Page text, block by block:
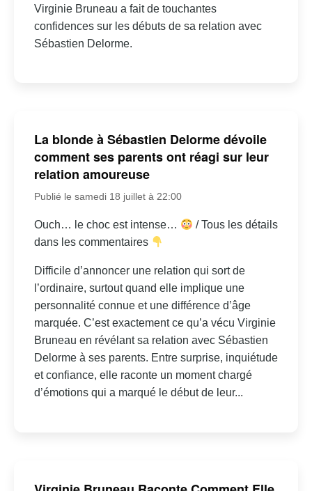
Virginie Bruneau a fait de touchantes
confidences sur les débuts de sa relation avec
Sébastien Delorme.
La blonde à Sébastien Delorme dévoile
comment ses parents ont réagi sur leur
relation amoureuse
Publié le samedi 18 juillet à 22:00
Ouch… le choc est intense…
/ Tous les détails
dans les commentaires
Difficile d’annoncer une relation qui sort de
l’ordinaire, surtout quand elle implique une
personnalité connue et une différence d’âge
marquée. C’est exactement ce qu’a vécu Virginie
Bruneau en révélant sa relation avec Sébastien
Delorme à ses parents. Entre surprise, inquiétude
et confiance, elle raconte un moment chargé
d’émotions qui a marqué le début de leur...